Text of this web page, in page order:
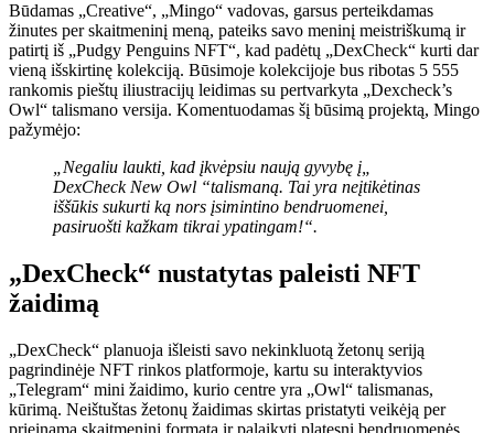
Būdamas „Creative“, „Mingo“ vadovas, garsus perteikdamas
žinutes per skaitmeninį meną, pateiks savo meninį meistriškumą ir
patirtį iš „Pudgy Penguins NFT“, kad padėtų „DexCheck“ kurti dar
vieną išskirtinę kolekciją. Būsimoje kolekcijoje bus ribotas 5 555
rankomis pieštų iliustracijų leidimas su pertvarkyta „Dexcheck’s
Owl“ talismano versija. Komentuodamas šį būsimą projektą, Mingo
pažymėjo:
„Negaliu laukti, kad įkvėpsiu naują gyvybę į„
DexCheck New Owl “talismaną. Tai yra neįtikėtinas
iššūkis sukurti ką nors įsimintino bendruomenei,
pasiruošti kažkam tikrai ypatingam!“.
„DexCheck“ nustatytas paleisti NFT
žaidimą
„DexCheck“ planuoja išleisti savo nekinkluotą žetonų seriją
pagrindinėje NFT rinkos platformoje, kartu su interaktyvios
„Telegram“ mini žaidimo, kurio centre yra „Owl“ talismanas,
kūrimą. Neištuštas žetonų žaidimas skirtas pristatyti veikėją per
prieinamą skaitmeninį formatą ir palaikyti platesnį bendruomenės